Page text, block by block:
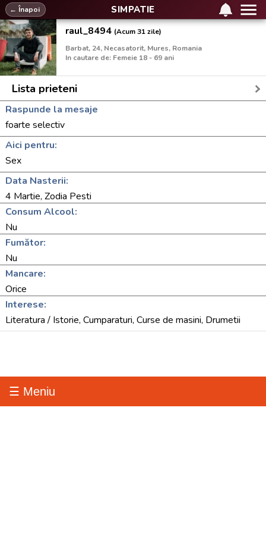
SIMPATIE
← Înapoi
raul_8494 (Acum 31 zile)
Barbat, 24, Necasatorit, Mures, Romania
In cautare de: Femeie 18 - 69 ani
Lista prieteni
Raspunde la mesaje
foarte selectiv
Aici pentru:
Sex
Data Nasterii:
4 Martie, Zodia Pesti
Consum Alcool:
Nu
Fumător:
Nu
Mancare:
Orice
Interese:
Literatura / Istorie, Cumparaturi, Curse de masini, Drumetii
☰ Meniu